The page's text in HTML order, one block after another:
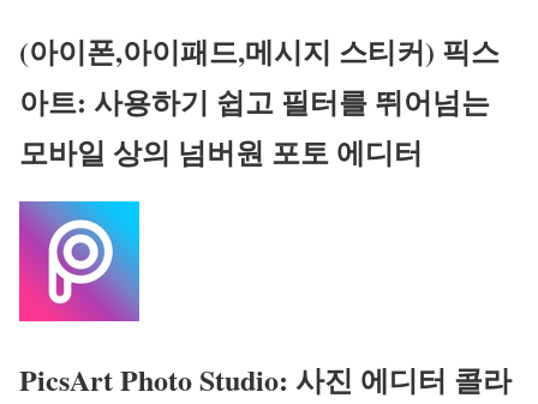
(아이폰,아이패드,메시지 스티커) 픽스
아트: 사용하기 쉽고 필터를 뛰어넘는
모바일 상의 넘버원 포토 에디터
PicsArt Photo Studio: 사진 에디터 콜라